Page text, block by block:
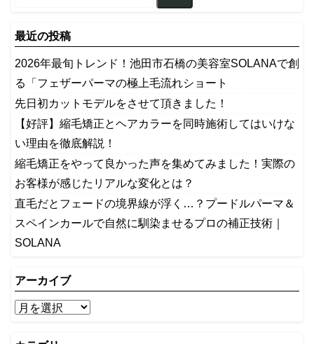
最近の投稿
2026年最旬トレンド！池田市石橋の美容室SOLANAで創
る「フェザーパーマの極上毛流れショート
先日初カットモデルをさせて頂きました！
【好評】縮毛矯正とヘアカラーを同時施術してはいけな
い理由を徹底解説！
縮毛矯正をやって良かった声を集めてみました！実際の
お客様が感じたリアルな変化とは？
​直毛だとフェードの境界線が浮く…？プードルパーマ＆
スペインカールで自然に馴染ませるプロの補正技術｜
SOLANA
アーカイブ